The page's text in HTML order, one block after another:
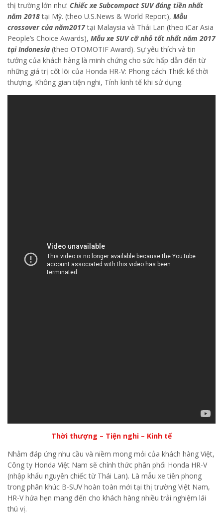
thị trường lớn như: Chiếc xe Subcompact SUV đáng tiền nhất
năm 2018tại Mỹ. (theo U.S.News & World Report), Mẫu
crossover của năm2017tại Malaysia và Thái Lan (theo iCar Asia
People’s Choice Awards), Mẫu xe SUV cỡ nhỏ tốt nhất năm 2017
tại Indonesia (theo OTOMOTIF Award). Sự yêu thích và tin
tưởng của khách hàng là minh chứng cho sức hấp dẫn đến từ
những giá trị cốt lõi của Honda HR-V: Phong cách Thiết kế thời
thượng, Không gian tiện nghi, Tính kinh tế khi sử dụng.
Thời thượng – Tiện nghi – Kinh tế
Nhằm đáp ứng nhu cầu và niềm mong mỏi của khách hàng Việt,
Công ty Honda Việt Nam sẽ chính thức phân phối Honda HR-V
(nhập khẩu nguyên chiếc từ Thái Lan). Là mẫu xe tiên phong
trong phân khúc B-SUV hoàn toàn mới tại thị trường Việt Nam,
HR-V hứa hẹn mang đến cho khách hàng nhiều trải nghiệm lái
thú vị.